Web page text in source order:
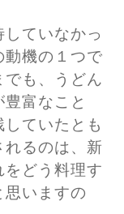
していなかっ
動機の１つで
でも、うどん
富なこと
ていたとも
るのは、新
どう料理す
思いますの